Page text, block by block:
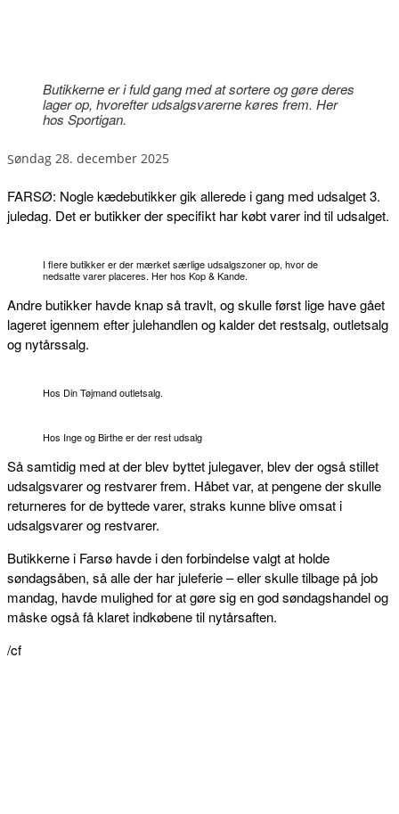
Butikkerne er i fuld gang med at sortere og gøre deres
lager op, hvorefter udsalgsvarerne køres frem. Her
hos Sportigan.
søndag 28. december 2025
FARSØ: Nogle kædebutikker gik allerede i gang med udsalget 3.
juledag. Det er butikker der specifikt har købt varer ind til udsalget.
I flere butikker er der mærket særlige udsalgszoner op, hvor de
nedsatte varer placeres. Her hos Kop & Kande.
Andre butikker havde knap så travlt, og skulle først lige have gået
lageret igennem efter julehandlen og kalder det restsalg, outletsalg
og nytårssalg.
Hos Din Tøjmand outletsalg.
Hos Inge og Birthe er der rest udsalg
Så samtidig med at der blev byttet julegaver, blev der også stillet
udsalgsvarer og restvarer frem. Håbet var, at pengene der skulle
returneres for de byttede varer, straks kunne blive omsat i
udsalgsvarer og restvarer.
Butikkerne i Farsø havde i den forbindelse valgt at holde
søndagsåben, så alle der har juleferie – eller skulle tilbage på job
mandag, havde mulighed for at gøre sig en god søndagshandel og
måske også få klaret indkøbene til nytårsaften.
/cf